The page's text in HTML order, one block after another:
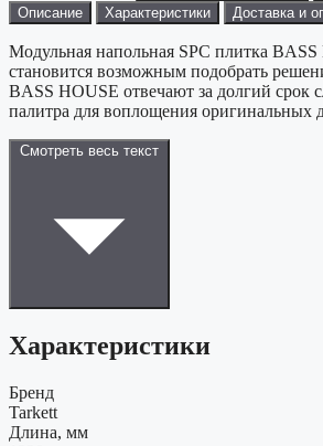
Описание
Характеристики Доставка и
Модульная напольная SPC плитка
становится возможным подобрать
BASS HOUSE отвечают за долгий срок
палитра для воплощения оригинальных
Смотреть весь текст
Характеристики
Бренд
Tarkett
Длина, мм